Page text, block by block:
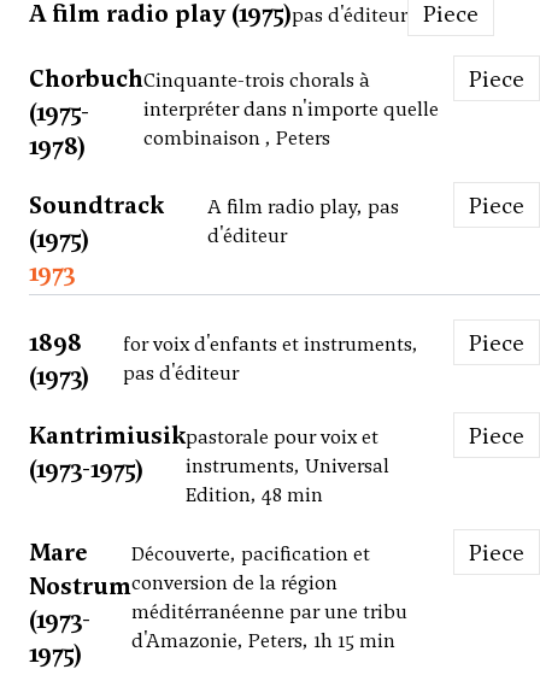
A film radio play (1975)pas d'éditeur Piece
Chorbuch
(1975-
1978)
Cinquante-trois chorals à
interpréter dans n'importe quelle
combinaison , Peters
Piece
Soundtrack
(1975)
A film radio play, pas
d'éditeur
Piece
1973
1898
(1973)
for voix d'enfants et instruments,
pas d'éditeur
Piece
Kantrimiusik
(1973-1975)
pastorale pour voix et
instruments, Universal
Edition, 48 min
Piece
Mare
Nostrum
(1973-
1975)
Découverte, pacification et
conversion de la région
méditérranéenne par une tribu
d'Amazonie, Peters, 1h 15 min
Piece